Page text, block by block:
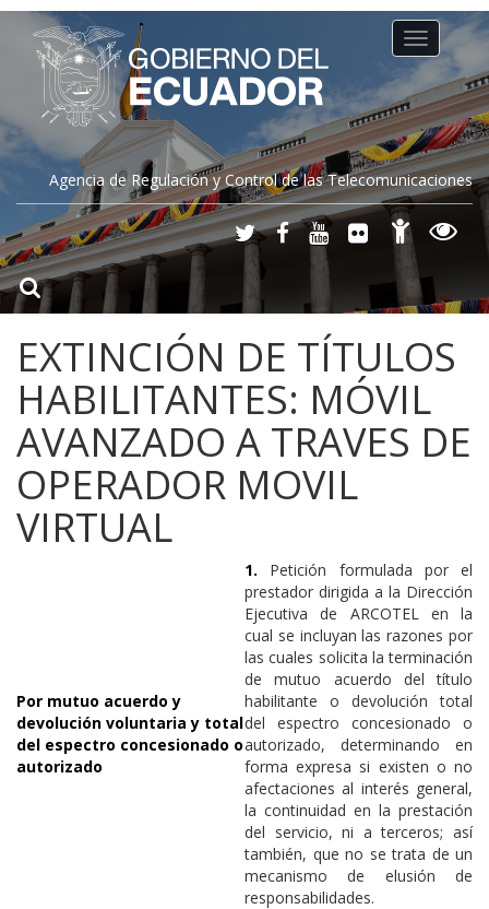
Agencia de Regulación y Control de las Telecomunicaciones
Toggle
navigation
EXTINCIÓN DE TÍTULOS
HABILITANTES: MÓVIL
AVANZADO A TRAVES DE
OPERADOR MOVIL
VIRTUAL
Por mutuo acuerdo y
devolución voluntaria y total
del espectro concesionado o
autorizado
1. Petición formulada por el
prestador dirigida a la Dirección
Ejecutiva de ARCOTEL en la
cual se incluyan las razones por
las cuales solicita la terminación
de mutuo acuerdo del título
habilitante o devolución total
del espectro concesionado o
autorizado, determinando en
forma expresa si existen o no
afectaciones al interés general,
la continuidad en la prestación
del servicio, ni a terceros; así
también, que no se trata de un
mecanismo de elusión de
responsabilidades.